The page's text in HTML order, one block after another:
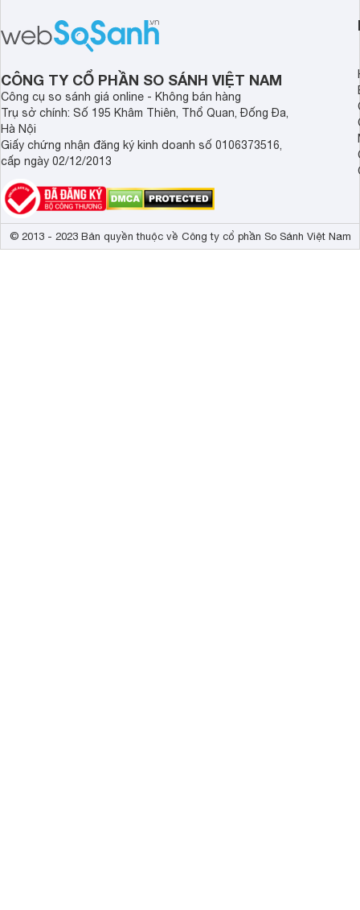
nghĩ đến thương hiệu này gắn liền với
chiếc máy làm bánh mì. Vì vậy, bài viết
này sẽ hướng dẫn sử dụng máy làm
bánh mì Zojirushi của Nhật.
CÔNG TY CỔ PHẦN SO SÁNH VIỆT NAM
Công cụ so sánh giá online - Không bán hàng
Trụ sở chính: Số 195 Khâm Thiên, Thổ Quan, Đống Đa,
Hà Nội
Giấy chứng nhận đăng ký kinh doanh số 0106373516,
cấp ngày 02/12/2013
© 2013 - 2023 Bản quyền thuộc về Công ty cổ phần So Sánh Việt Nam